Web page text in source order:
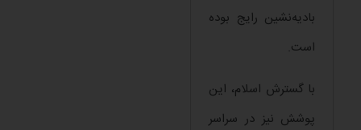
بادیه‌نشین رایج بوده
است.
با گسترش اسلام، این
پوشش نیز در سراسر